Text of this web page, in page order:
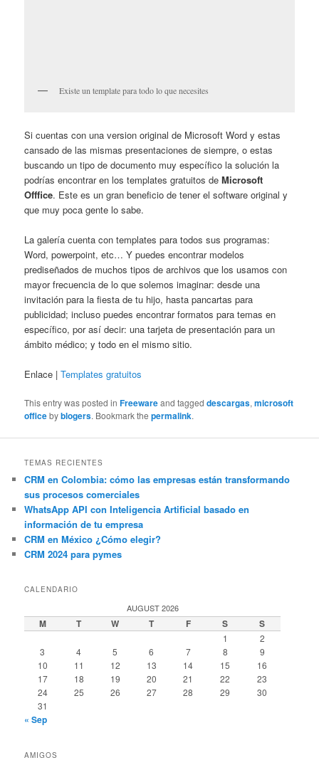
Existe un template para todo lo que necesites
Si cuentas con una version original de Microsoft Word y estas
cansado de las mismas presentaciones de siempre, o estas
buscando un tipo de documento muy específico la solución la
podrías encontrar en los templates gratuitos deMicrosoft
Offfice. Este es un gran beneficio de tener el software original y
que muy poca gente lo sabe.
La galería cuenta con templates para todos sus programas:
Word, powerpoint, etc… Y puedes encontrar modelos
prediseñados de muchos tipos de archivos que los usamos con
mayor frecuencia de lo que solemos imaginar: desde una
invitación para la fiesta de tu hijo, hasta pancartas para
publicidad; incluso puedes encontrar formatos para temas en
específico, por así decir: una tarjeta de presentación para un
ámbito médico; y todo en el mismo sitio.
Enlace |Templates gratuitos
This entry was posted inFreewareand taggeddescargas,microsoft
officebyblogers. Bookmark thepermalink.
TEMAS RECIENTES
CRM en Colombia: cómo las empresas están transformando
sus procesos comerciales
WhatsApp API con Inteligencia Artificial basado en
información de tu empresa
CRM en México ¿Cómo elegir?
CRM 2024 para pymes
CALENDARIO
AUGUST 2026
M T W T F S S
1
2
3
4 5 6 7 8
9
10
11 12 13 14 15
16
17
18 19 20 21 22
23
24
25 26 27 28 29
30
31
« Sep
AMIGOS